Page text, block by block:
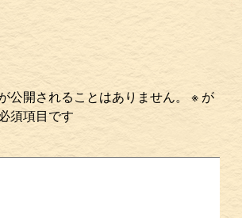
公開されることはありません。
※ が
須項目です